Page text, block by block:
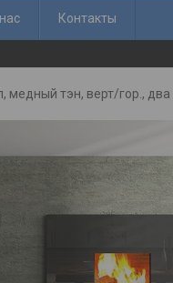
Контакты
медный тэн, верт/гор.,